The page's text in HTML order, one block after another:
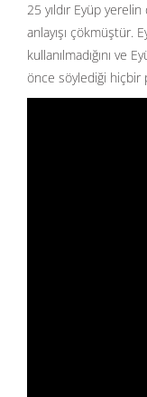
25 yıldır Eyüp
anlayışı çökmüştür.
kullanılmadığını ve
önce söylediği hiçbir